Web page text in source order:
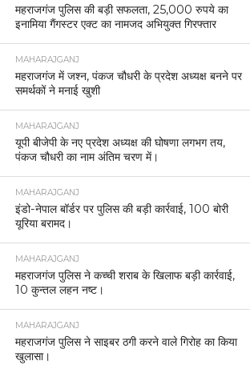
महराजगंज पुलिस की बड़ी सफलता, 25,000 रुपये का
इनामिया गैंगस्टर एक्ट का नामजद अभियुक्त गिरफ्तार
MAHARAJGANJ
महराजगंज में जश्न, पंकज चौधरी के प्रदेश अध्यक्ष बनने पर
समर्थकों ने मनाई खुशी
MAHARAJGANJ
यूपी बीजेपी के नए प्रदेश अध्यक्ष की घोषणा लगभग तय,
पंकज चौधरी का नाम अंतिम चरण में।
MAHARAJGANJ
इंडो-नेपाल बॉर्डर पर पुलिस की बड़ी कार्रवाई, 100 बोरी
यूरिया बरामद।
MAHARAJGANJ
महराजगंज पुलिस ने कच्ची शराब के खिलाफ बड़ी कार्रवाई,
10 कुन्तल लहन नष्ट।
MAHARAJGANJ
महराजगंज पुलिस ने साइबर ठगी करने वाले गिरोह का किया
खुलासा।